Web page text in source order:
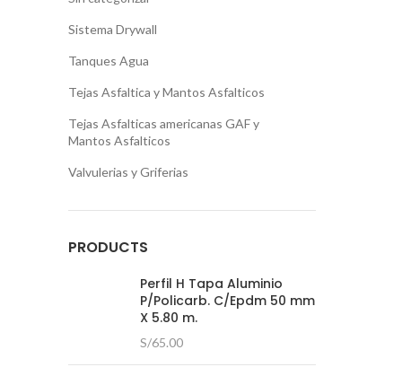
Sistema Drywall
Tanques Agua
Tejas Asfaltica y Mantos Asfalticos
Tejas Asfalticas americanas GAF y
Mantos Asfalticos
Valvulerias y Griferias
PRODUCTS
Perfil H Tapa Aluminio
P/Policarb. C/Epdm 50 mm
X 5.80 m.
S/65.00